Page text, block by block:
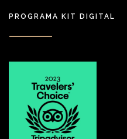
PROGRAMA KIT DIGITAL